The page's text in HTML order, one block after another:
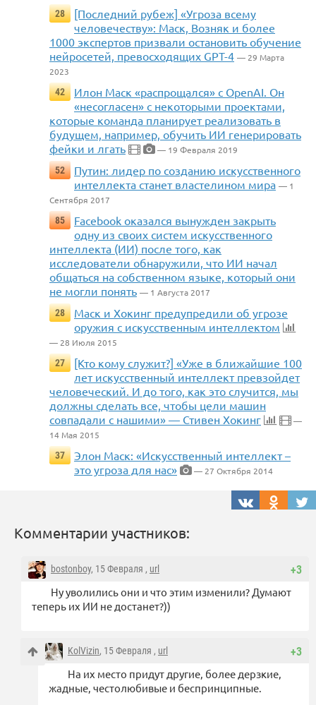
28
[Последний рубеж] «Угроза всему
человечеству»: Маск, Возняк и более
1000 экспертов призвали остановить обучение
нейросетей, превосходящих GPT-4 — 29 Марта
2023
42
Илон Маск «распрощался» с OpenAI. Он
«несогласен» с некоторыми проектами,
которые команда планирует реализовать в
будущем, например, обучить ИИ генерировать
фейки и лгать
— 19 Февраля 2019
52
Путин: лидер по созданию искусственного
интеллекта станет властелином мира — 1
Сентября 2017
85
Facebook оказался вынужден закрыть
одну из своих систем искусственного
интеллекта (ИИ) после того, как
исследователи обнаружили, что ИИ начал
общаться на собственном языке, который они
не могли понять — 1 Августа 2017
28
Маск и Хокинг предупредили об угрозе
оружия с искусственным интеллектом
— 28 Июля 2015
27
[Кто кому служит?] «Уже в ближайшие 100
лет искусственный интеллект превзойдет
человеческий. И до того, как это случится, мы
должны сделать все, чтобы цели машин
совпадали с нашими» — Стивен Хокинг
—
14 Мая 2015
37
Элон Маск: «Искусственный интеллект –
это угроза для нас»
— 27 Октября 2014
Комментарии участников:
+3
bostonboy, 15 Февраля , url
Ну уволились они и что этим изменили? Думают
теперь их ИИ не достанет?))
+3
KolVizin, 15 Февраля , url
На их место придут другие, более дерзкие,
жадные, честолюбивые и беспринципные.